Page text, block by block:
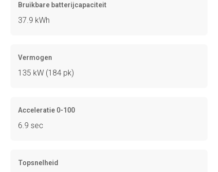
Bruikbare batterijcapaciteit
37.9 kWh
Vermogen
135 kW (184 pk)
Acceleratie 0-100
6.9 sec
Topsnelheid